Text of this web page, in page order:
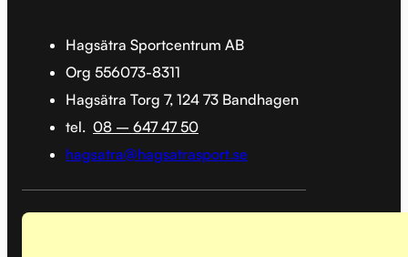
Hagsätra Sportcentrum AB
Org 556073-8311
Hagsätra Torg 7, 124 73 Bandhagen
tel. 08 – 647 47 50
hagsatra@hagsatrasport.se